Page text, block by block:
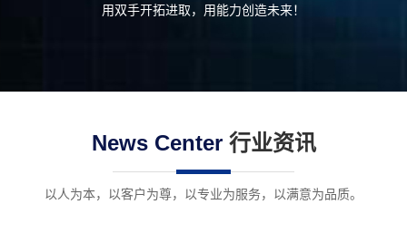
用双手开拓进取，用能力创造未来！
News Center 行业资讯
以人为本，以客户为尊，以专业为服务，以满意为品质。